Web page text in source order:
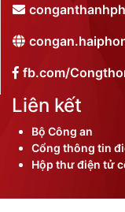
fb.com/
Liên kết
Bộ Công an
Cổng thông tin
Hộp thư điện tử